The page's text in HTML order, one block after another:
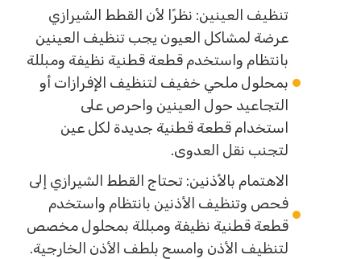
تنظيف العينين: نظرًا لأن القطط الشيرازي
عرضة لمشاكل العيون يجب تنظيف العينين
بانتظام واستخدم قطعة قطنية نظيفة ومبللة
بمحلول ملحي خفيف لتنظيف الإفرازات أو
التجاعيد حول العينين واحرص على
استخدام قطعة قطنية جديدة لكل عين
لتجنب نقل العدوى.
الاهتمام بالأذنين: تحتاج القطط الشيرازي إلى
فحص وتنظيف الأذنين بانتظام واستخدم
قطعة قطنية نظيفة ومبللة بمحلول مخصص
لتنظيف الأذن وامسح بلطف الأذن الخارجية.